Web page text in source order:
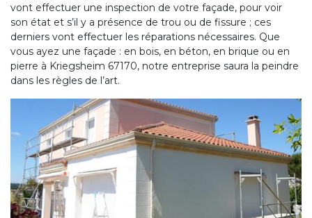
vont effectuer une inspection de votre façade, pour voir
son état et s’il y a présence de trou ou de fissure ; ces
derniers vont effectuer les réparations nécessaires. Que
vous ayez une façade : en bois, en béton, en brique ou en
pierre à Kriegsheim 67170, notre entreprise saura la peindre
dans les règles de l’art.